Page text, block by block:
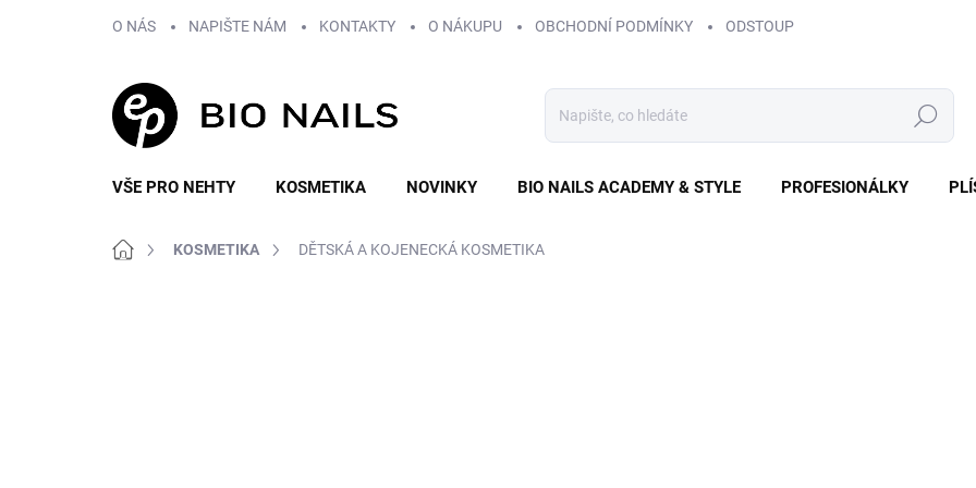
O NÁS NAPIŠTE NÁM KONTAKTY O NÁKUPU OBCHODNÍ PODMÍNKY ODSTOUPENÍ OD SMLOUVY
Hledat
VŠE PRO NEHTY KOSMETIKA NOVINKY BIO NAILS ACADEMY & STYLE PROFESIONÁLKY
Domů KOSMETIKA DĚTSKÁ A KOJENECKÁ KOSMETIKA